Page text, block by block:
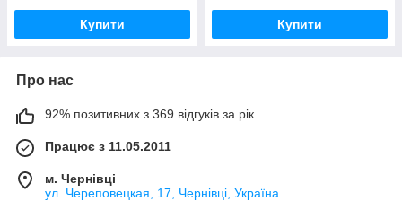
Купити Купити
Про нас
92% позитивних з 369 відгуків за рік
Працює з 11.05.2011
м. Чернівці
ул. Череповецкая, 17, Чернівці, Україна